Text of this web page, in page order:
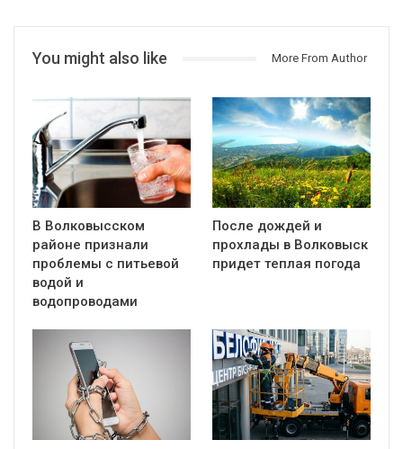
You might also like More From Author
В Волковысском
районе признали
проблемы с питьевой
водой и
водопроводами
После дождей и
прохлады в Волковыск
придет теплая погода